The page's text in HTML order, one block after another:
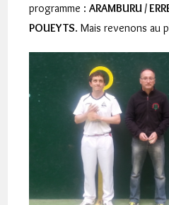
programme :ARAMBURU /
POUEYTS. Mais revenons au